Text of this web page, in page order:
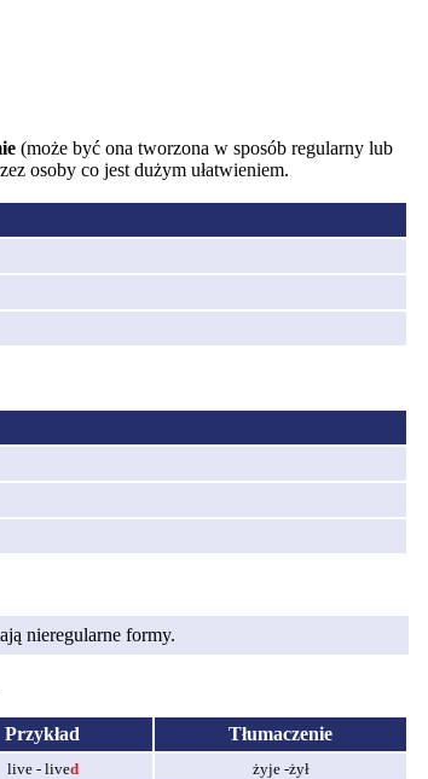
(może być ona tworzona w sposób regularny lub
osoby co jest dużym ułatwieniem.
nieregularne formy.
Przykład Tłumaczenie
live - lived
żyje -żył